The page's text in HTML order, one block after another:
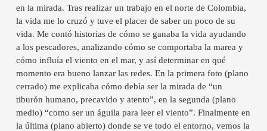
en la mirada. Tras realizar un trabajo en el norte de Colombia,
la vida me lo cruzó y tuve el placer de saber un poco de su
vida. Me contó historias de cómo se ganaba la vida ayudando
a los pescadores, analizando cómo se comportaba la marea y
cómo influía el viento en el mar, y así determinar en qué
momento era bueno lanzar las redes. En la primera foto (plano
cerrado) me explicaba cómo debía ser la mirada de “un
tiburón humano, precavido y atento”, en la segunda (plano
medio) “como ser un águila para leer el viento”. Finalmente en
la última (plano abierto) donde se ve todo el entorno, vemos la